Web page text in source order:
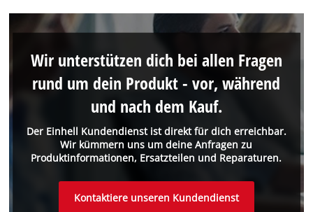
Der Einhell Kundendienst ist direkt für dich erreichbar.
Wir kümmern uns um deine Anfragen zu
Produktinformationen, Ersatzteilen und Reparaturen.
Wir unterstützen dich bei allen Fragen
rund um dein Produkt - vor, während
und nach dem Kauf.
Kontaktiere unseren Kundendienst